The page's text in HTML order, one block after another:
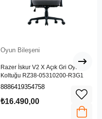
Oyun Bileşeni
Razer İskur V2 X Açık Gri Oyuncu
Koltuğu RZ38-05310200-R3G1
8886419354758
₺16.490,00